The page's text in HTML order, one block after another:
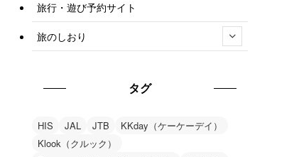
旅行・遊び予約サイト
旅のしおり
タグ
HIS JAL JTB
KKday（ケーケーデイ）
Klook（クルック）